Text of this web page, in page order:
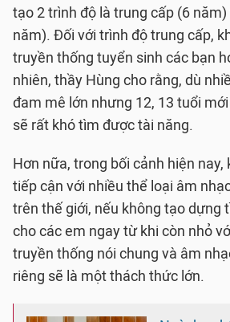
tạo 2 trình độ là trung cấp (6
năm). Đối với trình độ trung cấp,
truyền thống tuyển sinh các bạn
nhiên, thầy Hùng cho rằng, dù
đam mê lớn nhưng 12, 13 tuổi
sẽ rất khó tìm được tài năng.
Hơn nữa, trong bối cảnh hiện
tiếp cận với nhiều thể loại âm
trên thế giới, nếu không tạo dựng
cho các em ngay từ khi còn nhỏ
truyền thống nói chung và âm
riêng sẽ là một thách thức lớn.